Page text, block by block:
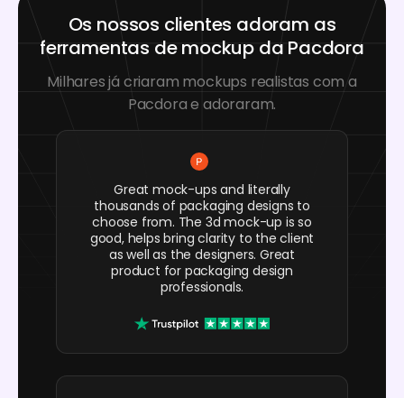
Os nossos clientes adoram as
ferramentas de mockup da Pacdora
Milhares já criaram mockups realistas com a
Pacdora e adoraram.
Great mock-ups and literally
thousands of packaging designs to
choose from. The 3d mock-up is so
good, helps bring clarity to the client
as well as the designers. Great
product for packaging design
professionals.